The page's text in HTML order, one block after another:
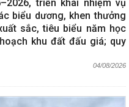
triển khai nhiệm vụ
biểu dương, khen thưởng
sắc, tiêu biểu năm học
khu đất đấu giá; quy
04/08/2026